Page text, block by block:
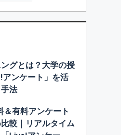
グとは？大学の授
ンケート」を活
法
＆有料アンケート
較｜リアルタイム